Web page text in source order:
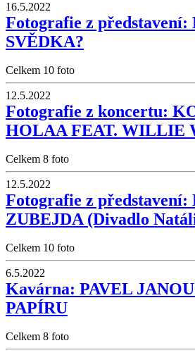
16.5.2022
Fotografie z
SVĚDKA?
Celkem 10 foto
12.5.2022
Fotografie z koncertu:
HOLAA FEAT. WILLIE
Celkem 8 foto
12.5.2022
Fotografie z
ZUBEJDA (Divadlo
Celkem 10 foto
6.5.2022
Kavárna: PAVEL
PAPÍRU
Celkem 8 foto